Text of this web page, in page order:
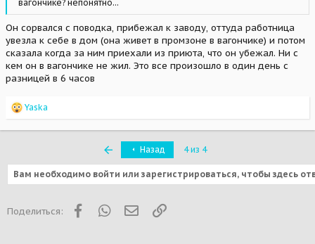
вагончике? непонятно...
Он сорвался с поводка, прибежал к заводу, оттуда работница
увезла к себе в дом (она живет в промзоне в вагончике) и потом
сказала когда за ним приехали из приюта, что он убежал. Ни с
кем он в вагончике не жил. Это все произошло в один день с
разницей в 6 часов
R
a
i
o
n
Yaska
ПервыйНазад 4 из 4
Вам необходимо войти или зарегистрироваться, чтобы здесь
Поделиться: FacebookWhatsAppЭлектронная почта
Ссылка